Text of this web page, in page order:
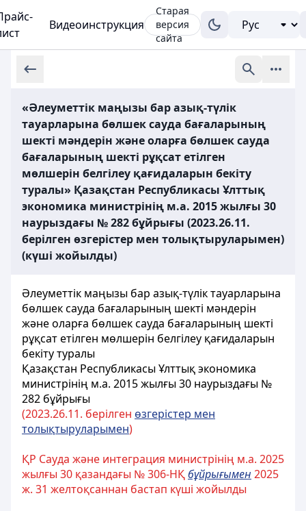
Видеоинструкция
Старая
версия
сайта
«Әлеуметтік маңызы бар азық-түлік
тауарларына бөлшек сауда бағаларының
шекті мәндерін және оларға бөлшек сауда
бағаларының шекті рұқсат етілген
мөлшерін белгілеу қағидаларын бекіту
туралы» Қазақстан Республикасы Ұлттық
экономика министрінің м.а. 2015 жылғы 30
наурыздағы № 282 бұйрығы (2023.26.11.
берілген өзгерістер мен толықтыруларымен)
(күші жойылды)
Әлеуметтік маңызы бар азық-түлік тауарларына
бөлшек сауда бағаларының шекті мәндерін
және оларға бөлшек сауда бағаларының шекті
рұқсат етілген мөлшерін белгілеу қағидаларын
бекіту туралы
Қазақстан Республикасы Ұлттық экономика
министрінің м.а. 2015 жылғы 30 наурыздағы №
282 бұйрығы
(2023.26.11. берілген өзгерістер мен
толықтыруларымен)
ҚР Сауда және интеграция министрінің м.а. 2025
жылғы 30 қазандағы № 306-НҚбұйрығымен 2025
ж. 31 желтоқсаннан бастап күші жойылды